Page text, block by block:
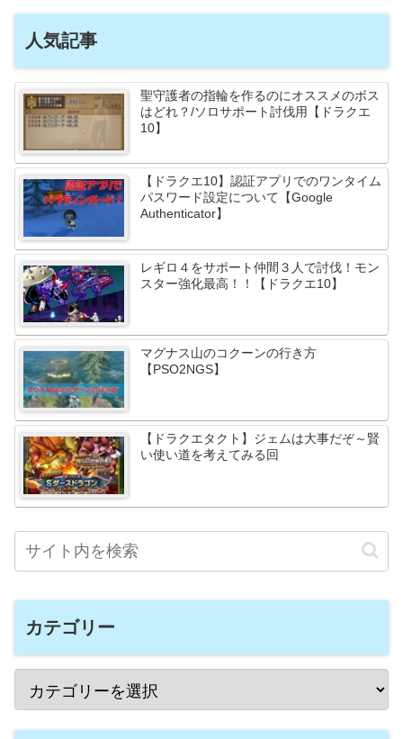
人気記事
聖守護者の指輪を作るのにオススメのボス
はどれ？/ソロサポート討伐用【ドラクエ
10】
【ドラクエ10】認証アプリでのワンタイム
パスワード設定について【Google
Authenticator】
レギロ４をサポート仲間３人で討伐！モン
スター強化最高！！【ドラクエ10】
マグナス山のコクーンの行き方
【PSO2NGS】
【ドラクエタクト】ジェムは大事だぞ～賢
い使い道を考えてみる回
カテゴリー